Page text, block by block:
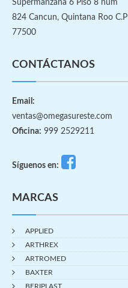
Supermanzana 6 Piso 8 num
824 Cancun, Quintana Roo C.P
77500
CONTÁCTANOS
Email:
ventas@omegasureste.com
Oficina: 999 2529211
Síguenos en:
MARCAS
APPLIED
ARTHREX
ARTROMED
BAXTER
BERIPLAST